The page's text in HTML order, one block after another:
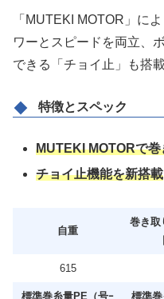
「MUTEKI MOTOR」に
ワーとスピードを両立、
できる「チョイ止」も搭載
特徴とスペック
MUTEKI MOTORで
チョイ止機能を新搭載
自重
巻き取
615
標準巻糸量PE（号ｰ
標準